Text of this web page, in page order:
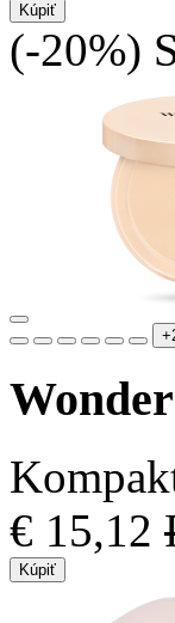
Kúpiť
(-20%)
€ 15,12
Kúpiť